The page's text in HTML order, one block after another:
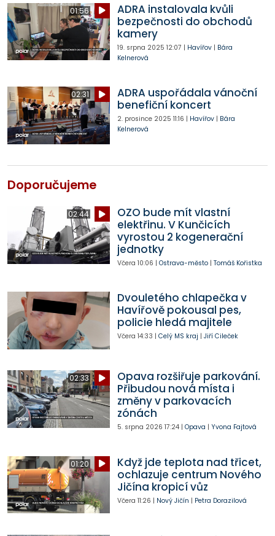
01:56
ADRA instalovala kvůli
bezpečnosti do obchodů
kamery
19. srpna 2025 12:07 | Havířov| Bára
Kelnerová
02:31
ADRA uspořádala vánoční
benefiční koncert
2. prosince 2025 11:16 | Havířov| Bára
Kelnerová
Doporučujeme
02:44
OZO bude mít vlastní
elektřinu. V Kunčicích
vyrostou 2 kogenerační
jednotky
Včera 10:06 | Ostrava-město| Tomáš Kořistka
Dvouletého chlapečka v
Havířově pokousal pes,
policie hledá majitele
Včera 14:33 | Celý MS kraj | Jiří Cileček
02:33
Opava rozšiřuje parkování.
Přibudou nová místa i
změny v parkovacích
zónách
5. srpna 2026 17:24| Opava | Yvona Fajtová
01:20
Když jde teplota nad třicet,
ochlazuje centrum Nového
Jičína kropicí vůz
Včera 11:26 | Nový Jičín | Petra Dorazilová